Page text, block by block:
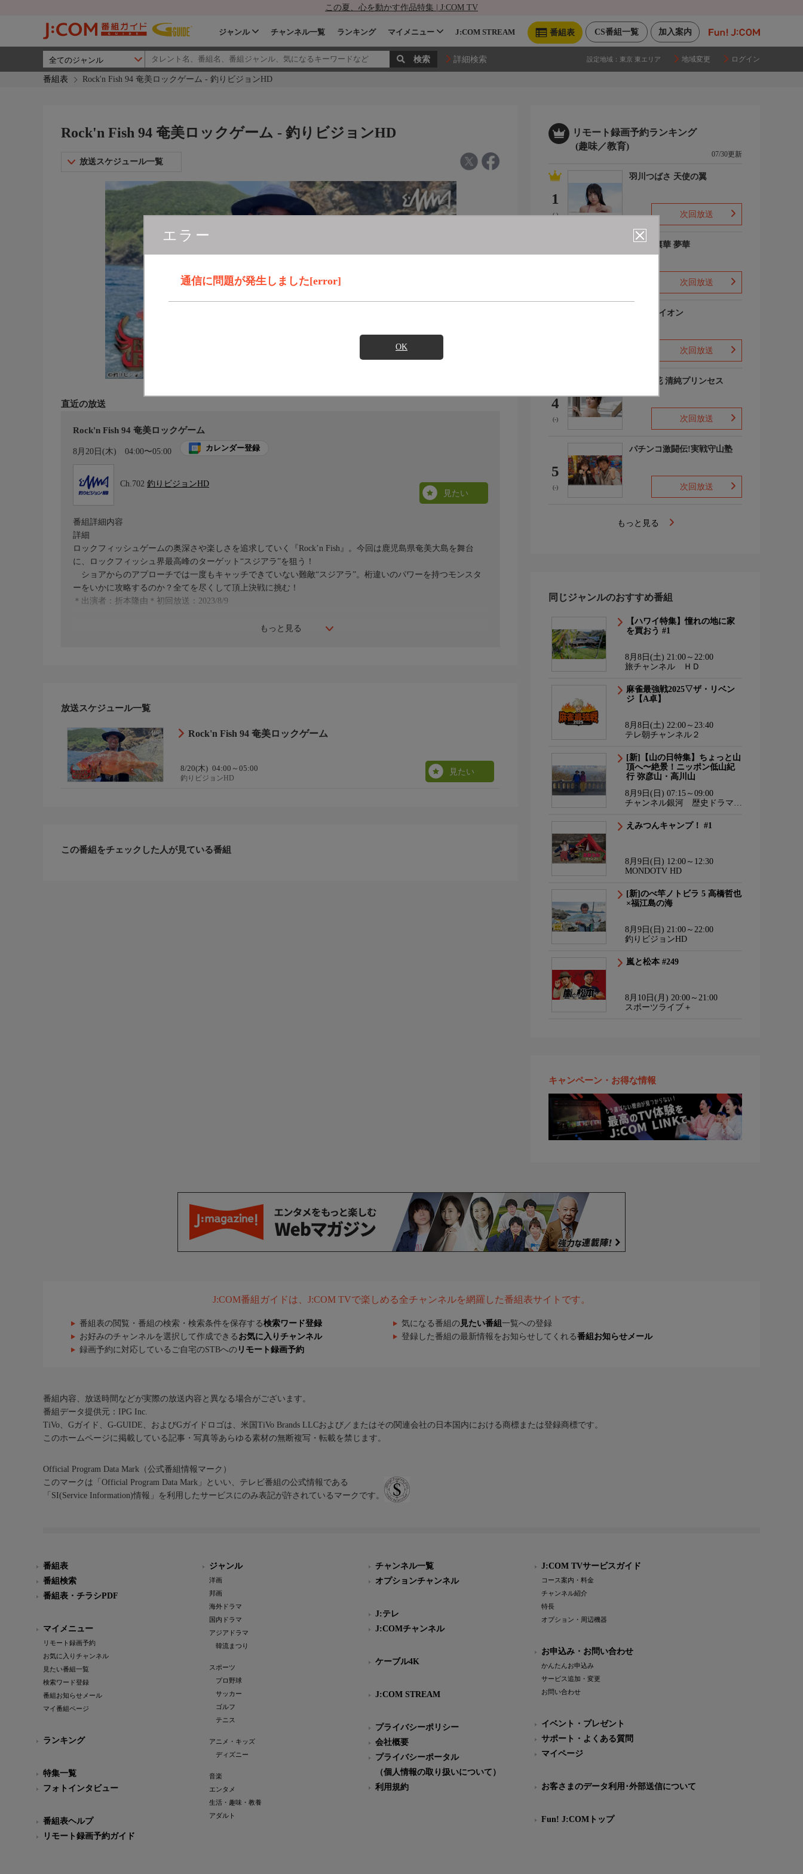
この夏、心を動かす作品特集 | J:COM TV
加入案内
CS番組一覧
番組表
ジャンル チャンネル一覧 ランキング マイメニュー J:COM STREAM
詳細検索 設定地域： 東京 東エリア 地域変更 ログイン
番組表 Rock'n Fish 94 奄美ロックゲーム - 釣りビジョンHD
エラー
通信に問題が発生しました[error]
OK
Rock'n Fish 94 奄美ロックゲーム - 釣りビジョンHD
放送スケジュール一覧
直近の放送
Rock'n Fish 94 奄美ロックゲーム
8月20日(木) 04:00〜05:00 カレンダー登録
Ch.702 釣りビジョンHD
見たい
もっと見る
番組詳細内容
詳細
ロックフィッシュゲームの奥深さや楽しさを追求していく『Rock’n Fish』。今回は鹿児島県奄美大島を舞台
に、ロックフィッシュ界最高峰のターゲット“スジアラ”を狙う！
ショアからのアプローチでは一度もキャッチできていない難敵“スジアラ”。桁違いのパワーを持つモンスタ
ーをいかに攻略するのか？全てを尽くして頂上決戦に挑む！
＊出演者：折本隆由＊初回放送：2023/8/9
放送スケジュール一覧
Rock'n Fish 94 奄美ロックゲーム
8/20(木) 04:00～05:00
釣りビジョンHD
見たい
この番組をチェックした人が見ている番組
リモート録画予約ランキング
(趣味／教育)
07/30更新
1
(-)
羽川つばさ 天使の翼
次回放送
ゆめの凛華 夢華
次回放送
3月のライオン
次回放送
4
(-)
吉田優花 清純プリンセス
次回放送
5
(-)
パチンコ激闘伝!実戦守山塾
次回放送
もっと見る
同じジャンルのおすすめ番組
【ハワイ特集】憧れの地に家
を買おう #1
8月8日(土) 21:00～22:00
旅チャンネル ＨＤ
麻雀最強戦2025▽ザ・リベン
ジ【A卓】
8月8日(土) 22:00～23:40
テレ朝チャンネル２
[新]【山の日特集】ちょっと山
頂へ〜絶景！ニッポン低山紀
行 弥彦山・高川山
8月9日(日) 07:15～09:00
チャンネル銀河 歴史ドラマ・
えみつんキャンプ！ #1
8月9日(日) 12:00～12:30
MONDOTV HD
[新]のべ竿ノトビラ 5 高橋哲也
×福江島の海
8月9日(日) 21:00～22:00
釣りビジョンHD
嵐と松本 #249
8月10日(月) 20:00～21:00
スポーツライブ＋
キャンペーン・お得な情報
J:COM番組ガイドは、J:COM TVで楽しめる全チャンネルを網羅した番組表サイトです。
番組表の閲覧・番組の検索・検索条件を保存する検索ワード登録 気になる番組の 見たい番組 一覧への登録
お好みのチャンネルを選択して作成できる お気に入りチャンネル 登録した番組の最新情報をお知らせしてくれる番組お知らせメール
録画予約に対応しているご自宅のSTBへの リモート録画予約
番組内容、放送時間などが実際の放送内容と異なる場合がございます。
番組データ提供元：IPG Inc.
TiVo、Gガイド、G-GUIDE、およびGガイドロゴは、米国TiVo Brands LLCおよび／またはその関連会社の日本国内における商標または登録商標です。
このホームページに掲載している記事・写真等あらゆる素材の無断複写・転載を禁じます。
Official Program Data Mark（公式番組情報マーク）
このマークは「Official Program Data Mark」といい、テレビ番組の公式情報である
「SI(Service Information)情報」を利用したサービスにのみ表記が許されているマークです。
番組表
番組検索
番組表・チラシPDF
マイメニュー
リモート録画予約
お気に入りチャンネル
見たい番組一覧
検索ワード登録
番組お知らせメール
マイ番組ページ
ランキング
特集一覧
フォトインタビュー
番組表ヘルプ
リモート録画予約ガイド
ジャンル
洋画
邦画
海外ドラマ
国内ドラマ
アジアドラマ
韓流まつり
スポーツ
プロ野球
サッカー
ゴルフ
テニス
アニメ・キッズ
ディズニー
音楽
エンタメ
生活・趣味・教養
アダルト
チャンネル一覧
オプションチャンネル
J:テレ
J:COMチャンネル
ケーブル4K
J:COM STREAM
プライバシーポリシー
会社概要
プライバシーポータル
（個人情報の取り扱いについて）
利用規約
J:COM TVサービスガイド
コース案内・料金
チャンネル紹介
特長
オプション・周辺機器
お申込み・お問い合わせ
かんたんお申込み
サービス追加・変更
お問い合わせ
イベント・プレゼント
サポート・よくある質問
マイページ
お客さまのデータ利用･外部送信について
Fun! J:COMトップ